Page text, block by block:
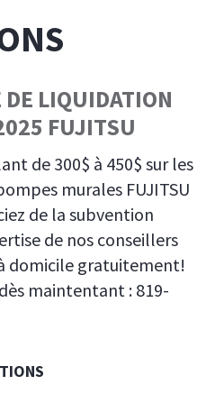
DE LIQUIDATION
FUJITSU
de 300$ à 450$ sur les
murales FUJITSU
de la subvention
de nos conseillers
domicile gratuitement!
maintentant : 819-